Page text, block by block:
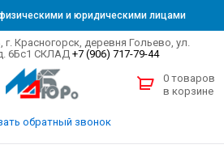
и юридическими лицами
Красногорск, деревня Гольево, ул.
6Бс1 СКЛАД +7 (906) 717-79-44
обратный звонок
0 товаров
в корзине